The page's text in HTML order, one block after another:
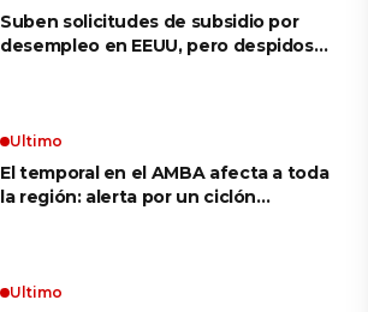
Suben solicitudes de subsidio por
desempleo en EEUU, pero despidos
Ultimo
El temporal en el AMBA afecta a toda
la región: alerta por un ciclón
Ultimo